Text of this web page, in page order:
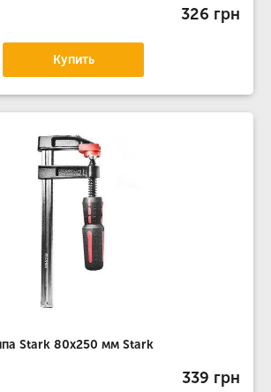
326 грн
Купить
Stark 80x250 мм Stark
339 грн